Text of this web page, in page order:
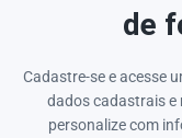
de
Cadastre-se e acesse
dados cadastrais e
personalize com